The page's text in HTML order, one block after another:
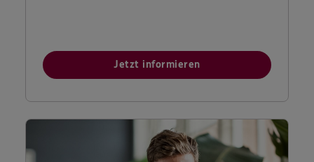
Jetzt informieren